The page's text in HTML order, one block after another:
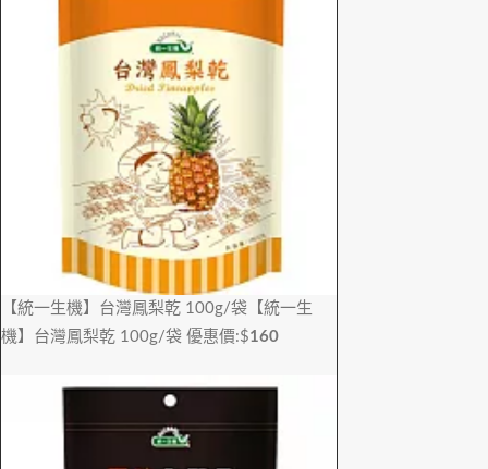
【統一生機】台灣鳳梨乾 100g/袋 【統一生
機】台灣鳳梨乾 100g/袋 優惠價:$160